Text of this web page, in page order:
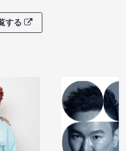
する